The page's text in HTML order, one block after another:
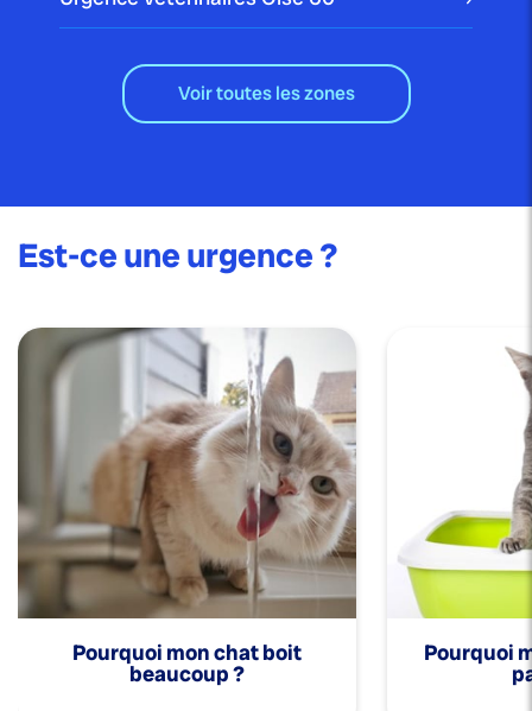
Voir toutes les zones
Est-ce une urgence ?
Pourquoi mon chat boit
beaucoup ?
Pourquoi